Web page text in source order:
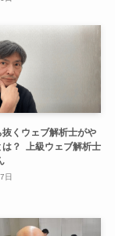
くウェブ解析士がや
は？ 上級ウェブ解析士
日